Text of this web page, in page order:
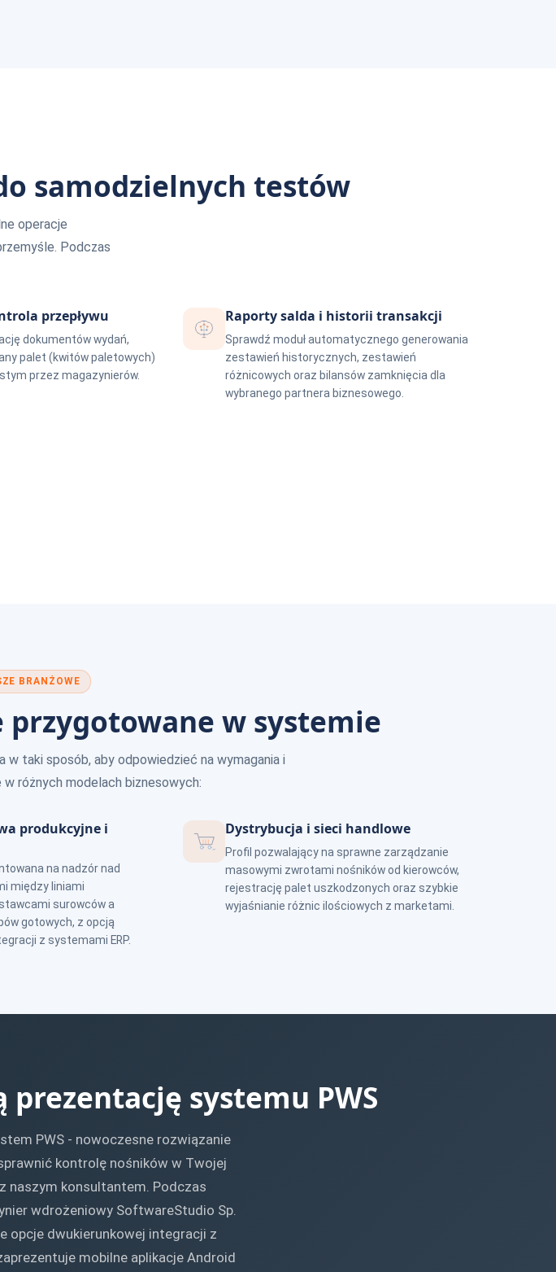
samodzielnych testów
operacje
Podczas
przepływu
dokumentów wydań,
palet (kwitów paletowych)
przez magazynierów.
Raporty salda i historii transakcji
Sprawdź moduł automatycznego generowania
zestawień historycznych, zestawień
różnicowych oraz bilansów zamknięcia dla
wybranego partnera biznesowego.
BRANŻOWE
przygotowane w systemie
w taki sposób, aby odpowiedzieć na wymagania i
różnych modelach biznesowych:
produkcyjne i
na nadzór nad
między liniami
surowców a
gotowych, z opcją
z systemami ERP.
Dystrybucja i sieci handlowe
Profil pozwalający na sprawne zarządzanie
masowymi zwrotami nośników od kierowców,
rejestrację palet uszkodzonych oraz szybkie
wyjaśnianie różnic ilościowych z marketami.
systemu PWS
PWS - nowoczesne rozwiązanie
kontrolę nośników w Twojej
naszym konsultantem. Podczas
wdrożeniowy SoftwareStudio Sp.
opcje dwukierunkowej integracji z
mobilne aplikacje Android